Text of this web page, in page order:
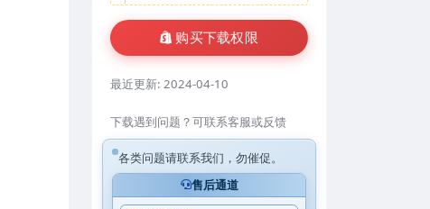
购买下载权限
最近更新: 2024-04-10
下载遇到问题？可联系客服或反馈
各类问题请联系我们，勿催促。
售后通道